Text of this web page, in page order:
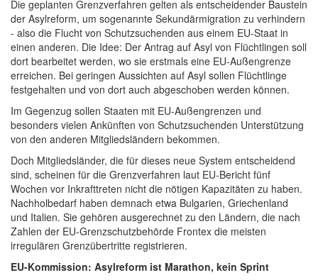
Die geplanten Grenzverfahren gelten als entscheidender Baustein
der Asylreform, um sogenannte Sekundärmigration zu verhindern
- also die Flucht von Schutzsuchenden aus einem EU-Staat in
einen anderen. Die Idee: Der Antrag auf Asyl von Flüchtlingen soll
dort bearbeitet werden, wo sie erstmals eine EU-Außengrenze
erreichen. Bei geringen Aussichten auf Asyl sollen Flüchtlinge
festgehalten und von dort auch abgeschoben werden können.
Im Gegenzug sollen Staaten mit EU-Außengrenzen und
besonders vielen Ankünften von Schutzsuchenden Unterstützung
von den anderen Mitgliedsländern bekommen.
Doch Mitgliedsländer, die für dieses neue System entscheidend
sind, scheinen für die Grenzverfahren laut EU-Bericht fünf
Wochen vor Inkrafttreten nicht die nötigen Kapazitäten zu haben.
Nachholbedarf haben demnach etwa Bulgarien, Griechenland
und Italien. Sie gehören ausgerechnet zu den Ländern, die nach
Zahlen der EU-Grenzschutzbehörde Frontex die meisten
irregulären Grenzübertritte registrieren.
EU-Kommission: Asylreform ist Marathon, kein Sprint